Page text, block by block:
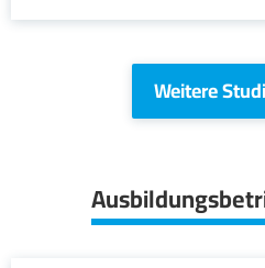
Weitere